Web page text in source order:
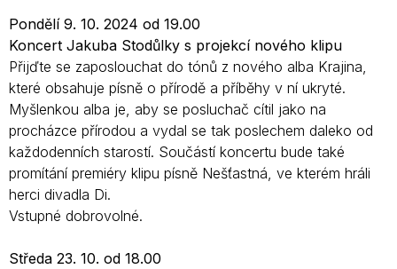
Pondělí 9. 10. 2024 od 19.00
Koncert Jakuba Stodůlky s projekcí nového klipu
Přijďte se zaposlouchat do tónů z nového alba Krajina,
které obsahuje písně o přírodě a příběhy v ní ukryté.
Myšlenkou alba je, aby se posluchač cítil jako na
procházce přírodou a vydal se tak poslechem daleko od
každodenních starostí. Součástí koncertu bude také
promítání premiéry klipu písně Nešťastná, ve kterém hráli
herci divadla Di.
Vstupné dobrovolné.
Středa 23. 10. od 18.00